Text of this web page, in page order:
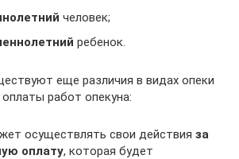
человек;
ребенок.
еще различия в видах опеки
работ опекуна:
осуществлять свои действия за
оплату, которая будет